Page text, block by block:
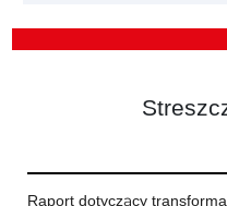
Raport dotyczący